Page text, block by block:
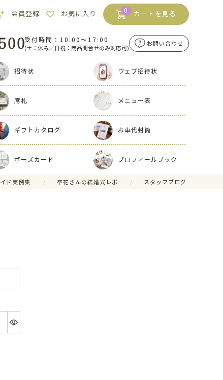
会員登録 お気に入り 0 カートを見る
受付時間：10:00〜17:00
(土：休み／日祝：商品問合せのみ対応可)
お問い合わせ
招待状 ウェブ招待状
席札 メニュー表
ギフトカタログ お車代封筒
ポーズカード プロフィールブック
ド実例集 卒花さんの結婚式レポ スタッフブログ